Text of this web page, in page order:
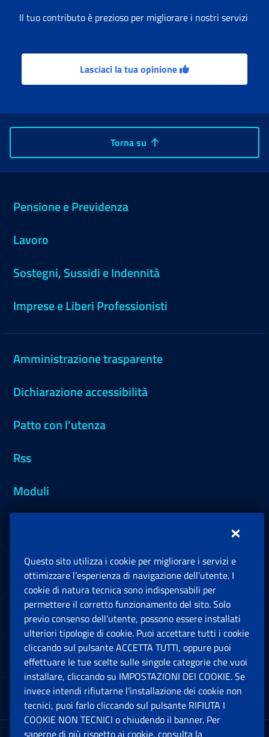
Il tuo contributo è prezioso per migliorare i nostri servizi
Lasciaci la tua opinione
Torna su
Pensione e Previdenza
Lavoro
Sostegni, Sussidi e Indennità
Imprese e Liberi Professionisti
Amministrazione trasparente
Dichiarazione accessibilità
Patto con l'utenza
Rss
Moduli
Sedi e Contatti
Software
Note Legali
App mobile
Questo sito utilizza i cookie per migliorare i servizi e
ottimizzare l’esperienza di navigazione dell’utente. I
cookie di natura tecnica sono indispensabili per
permettere il corretto funzionamento del sito. Solo
previo consenso dell’utente, possono essere installati
ulteriori tipologie di cookie. Puoi accettare tutti i cookie
cliccando sul pulsante ACCETTA TUTTI, oppure puoi
effettuare le tue scelte sulle singole categorie che vuoi
installare, cliccando su IMPOSTAZIONI DEI COOKIE. Se
invece intendi rifiutarne l’installazione dei cookie non
tecnici, puoi farlo cliccando sul pulsante RIFIUTA I
COOKIE NON TECNICI o chiudendo il banner. Per
saperne di più rispetto ai cookie, consulta la